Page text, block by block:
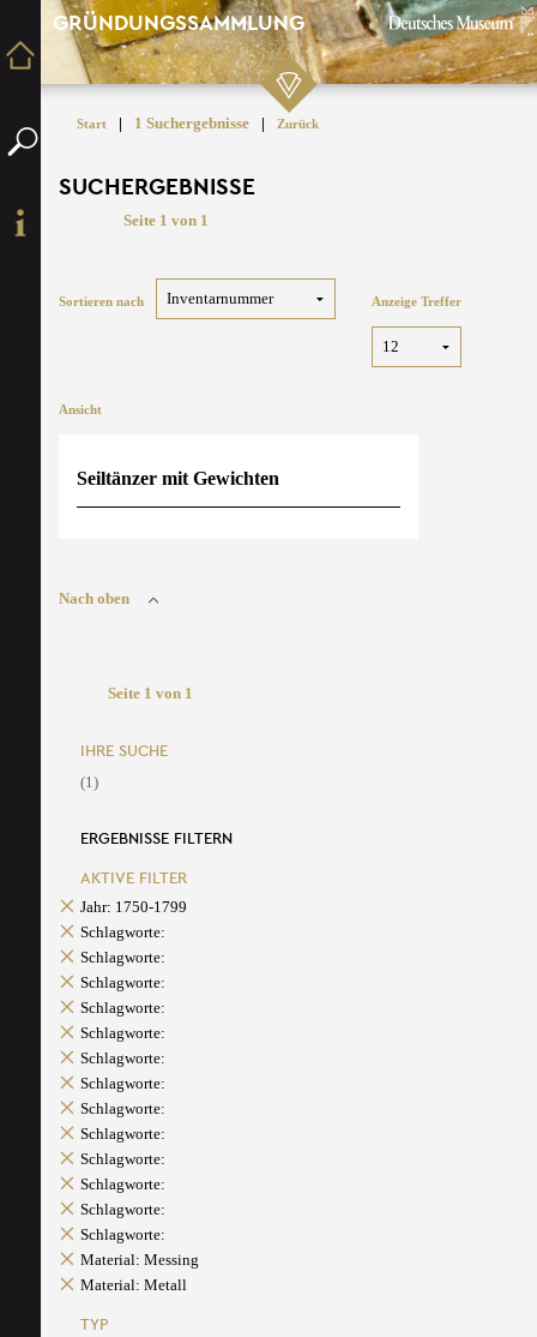
GRÜNDUNGSSAMMLUNG
Start | 1 Suchergebnisse | Zurück
SUCHERGEBNISSE
Seite 1 von 1
Sortieren nach Anzeige Treffer
Ansicht
Seiltänzer mit Gewichten
Nach oben
Seite 1 von 1
IHRE SUCHE
(1)
ERGEBNISSE FILTERN
AKTIVE FILTER
Jahr: 1750-1799
Schlagworte:
Schlagworte:
Schlagworte:
Schlagworte:
Schlagworte:
Schlagworte:
Schlagworte:
Schlagworte:
Schlagworte:
Schlagworte:
Schlagworte:
Schlagworte:
Schlagworte:
Material: Messing
Material: Metall
TYP